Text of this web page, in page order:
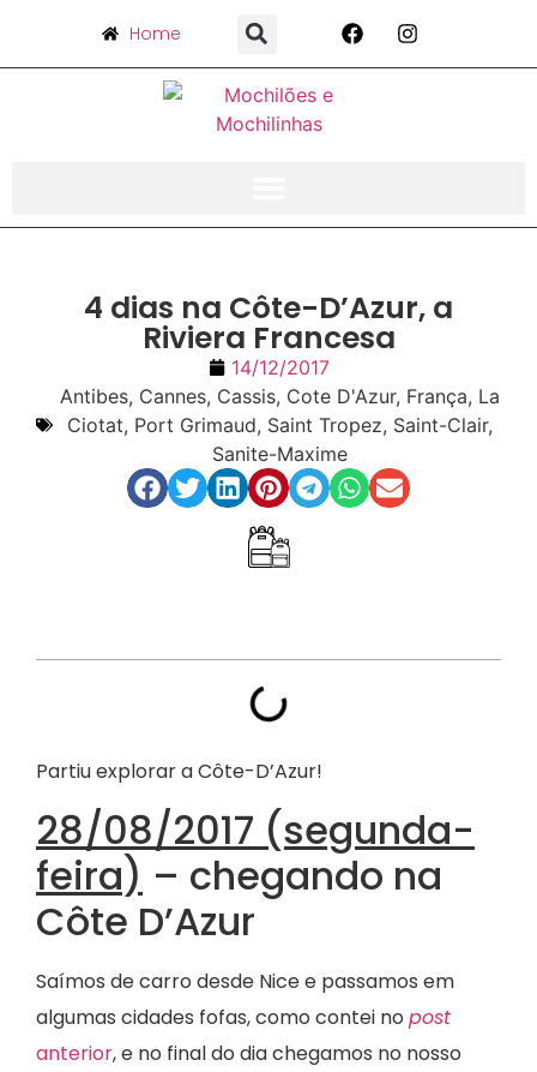
Home
4 dias na Côte-D’Azur, a
Riviera Francesa
14/12/2017
Antibes, Cannes, Cassis, Cote D'Azur, França, La
Ciotat, Port Grimaud, Saint Tropez, Saint-Clair,
Sanite-Maxime
Partiu explorar a Côte-D’Azur!
28/08/2017 (segunda-
feira) – chegando na
Côte D’Azur
Saímos de carro desde Nice e passamos em
algumas cidades fofas, como contei no post
anterior, e no final do dia chegamos no nosso